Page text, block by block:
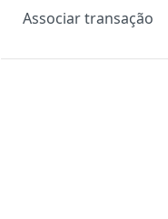
web
Fingerprint na
Fingerprint mobile
Associar transação